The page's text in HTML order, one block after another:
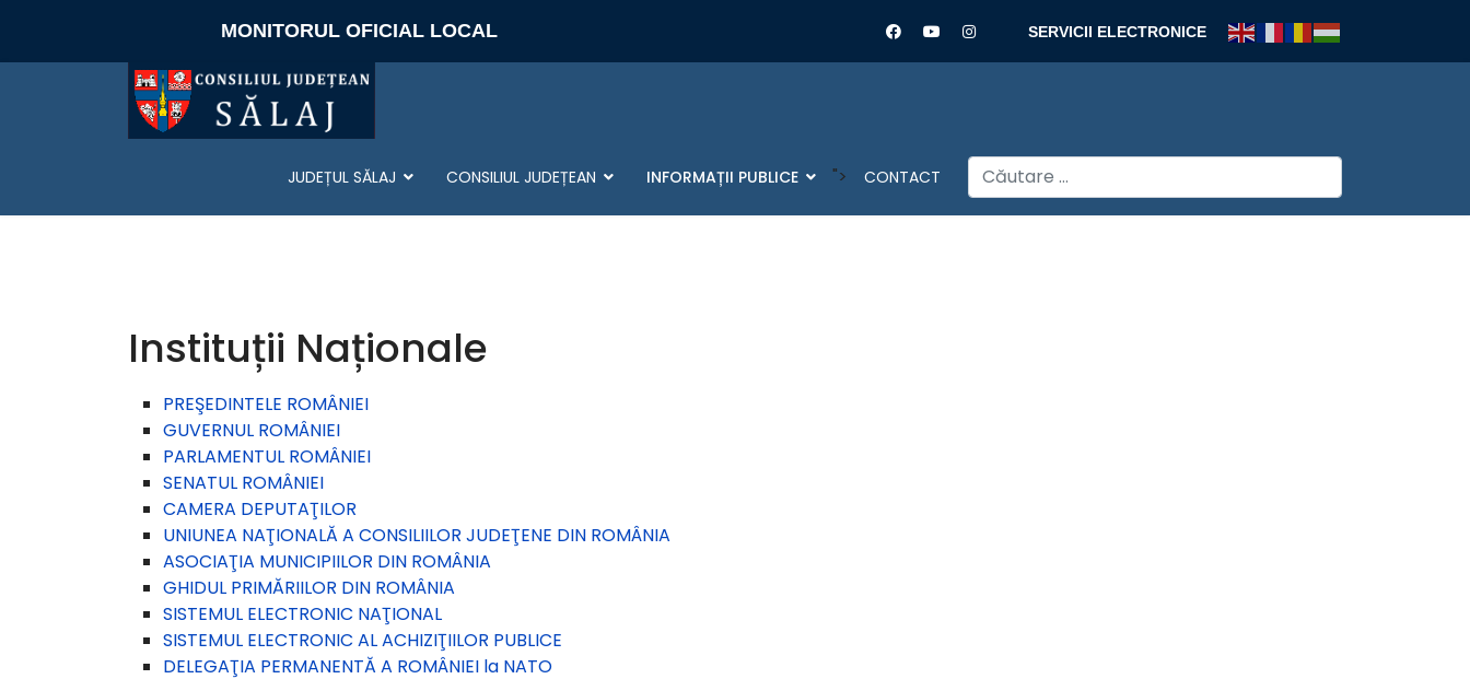
MONITORUL OFICIAL LOCAL SERVICII ELECTRONICE
JUDEȚUL SĂLAJ CONSILIUL JUDEȚEAN INFORMAȚII PUBLICE "> CONTACT Cautare
Instituții Naționale
PREŞEDINTELE ROMÂNIEI
GUVERNUL ROMÂNIEI
PARLAMENTUL ROMÂNIEI
SENATUL ROMÂNIEI
CAMERA DEPUTAŢILOR
UNIUNEA NAŢIONALĂ A CONSILIILOR JUDEŢENE DIN ROMÂNIA
ASOCIAŢIA MUNICIPIILOR DIN ROMÂNIA
GHIDUL PRIMĂRIILOR DIN ROMÂNIA
SISTEMUL ELECTRONIC NAŢIONAL
SISTEMUL ELECTRONIC AL ACHIZIŢIILOR PUBLICE
DELEGAŢIA PERMANENTĂ A ROMÂNIEI la NATO